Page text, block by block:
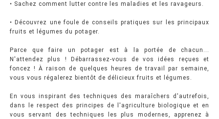
• Sachez comment lutter contre les maladies et les ravageurs.
• Découvrez une foule de conseils pratiques sur les principaux
fruits et légumes du potager.
Parce que faire un potager est à la portée de chacun...
N'attendez plus ! Débarrassez-vous de vos idées reçues et
foncez ! À raison de quelques heures de travail par semaine,
vous vous régalerez bientôt de délicieux fruits et légumes.
En vous inspirant des techniques des maraîchers d'autrefois,
dans le respect des principes de l'agriculture biologique et en
vous servant des techniques les plus modernes, apprenez à